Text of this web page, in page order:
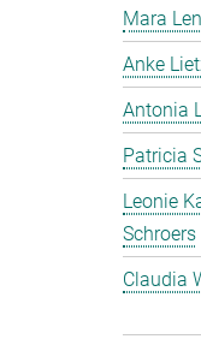
Mara
Anke
Antonia
Patricia
Leonie
Schroers
Claudia